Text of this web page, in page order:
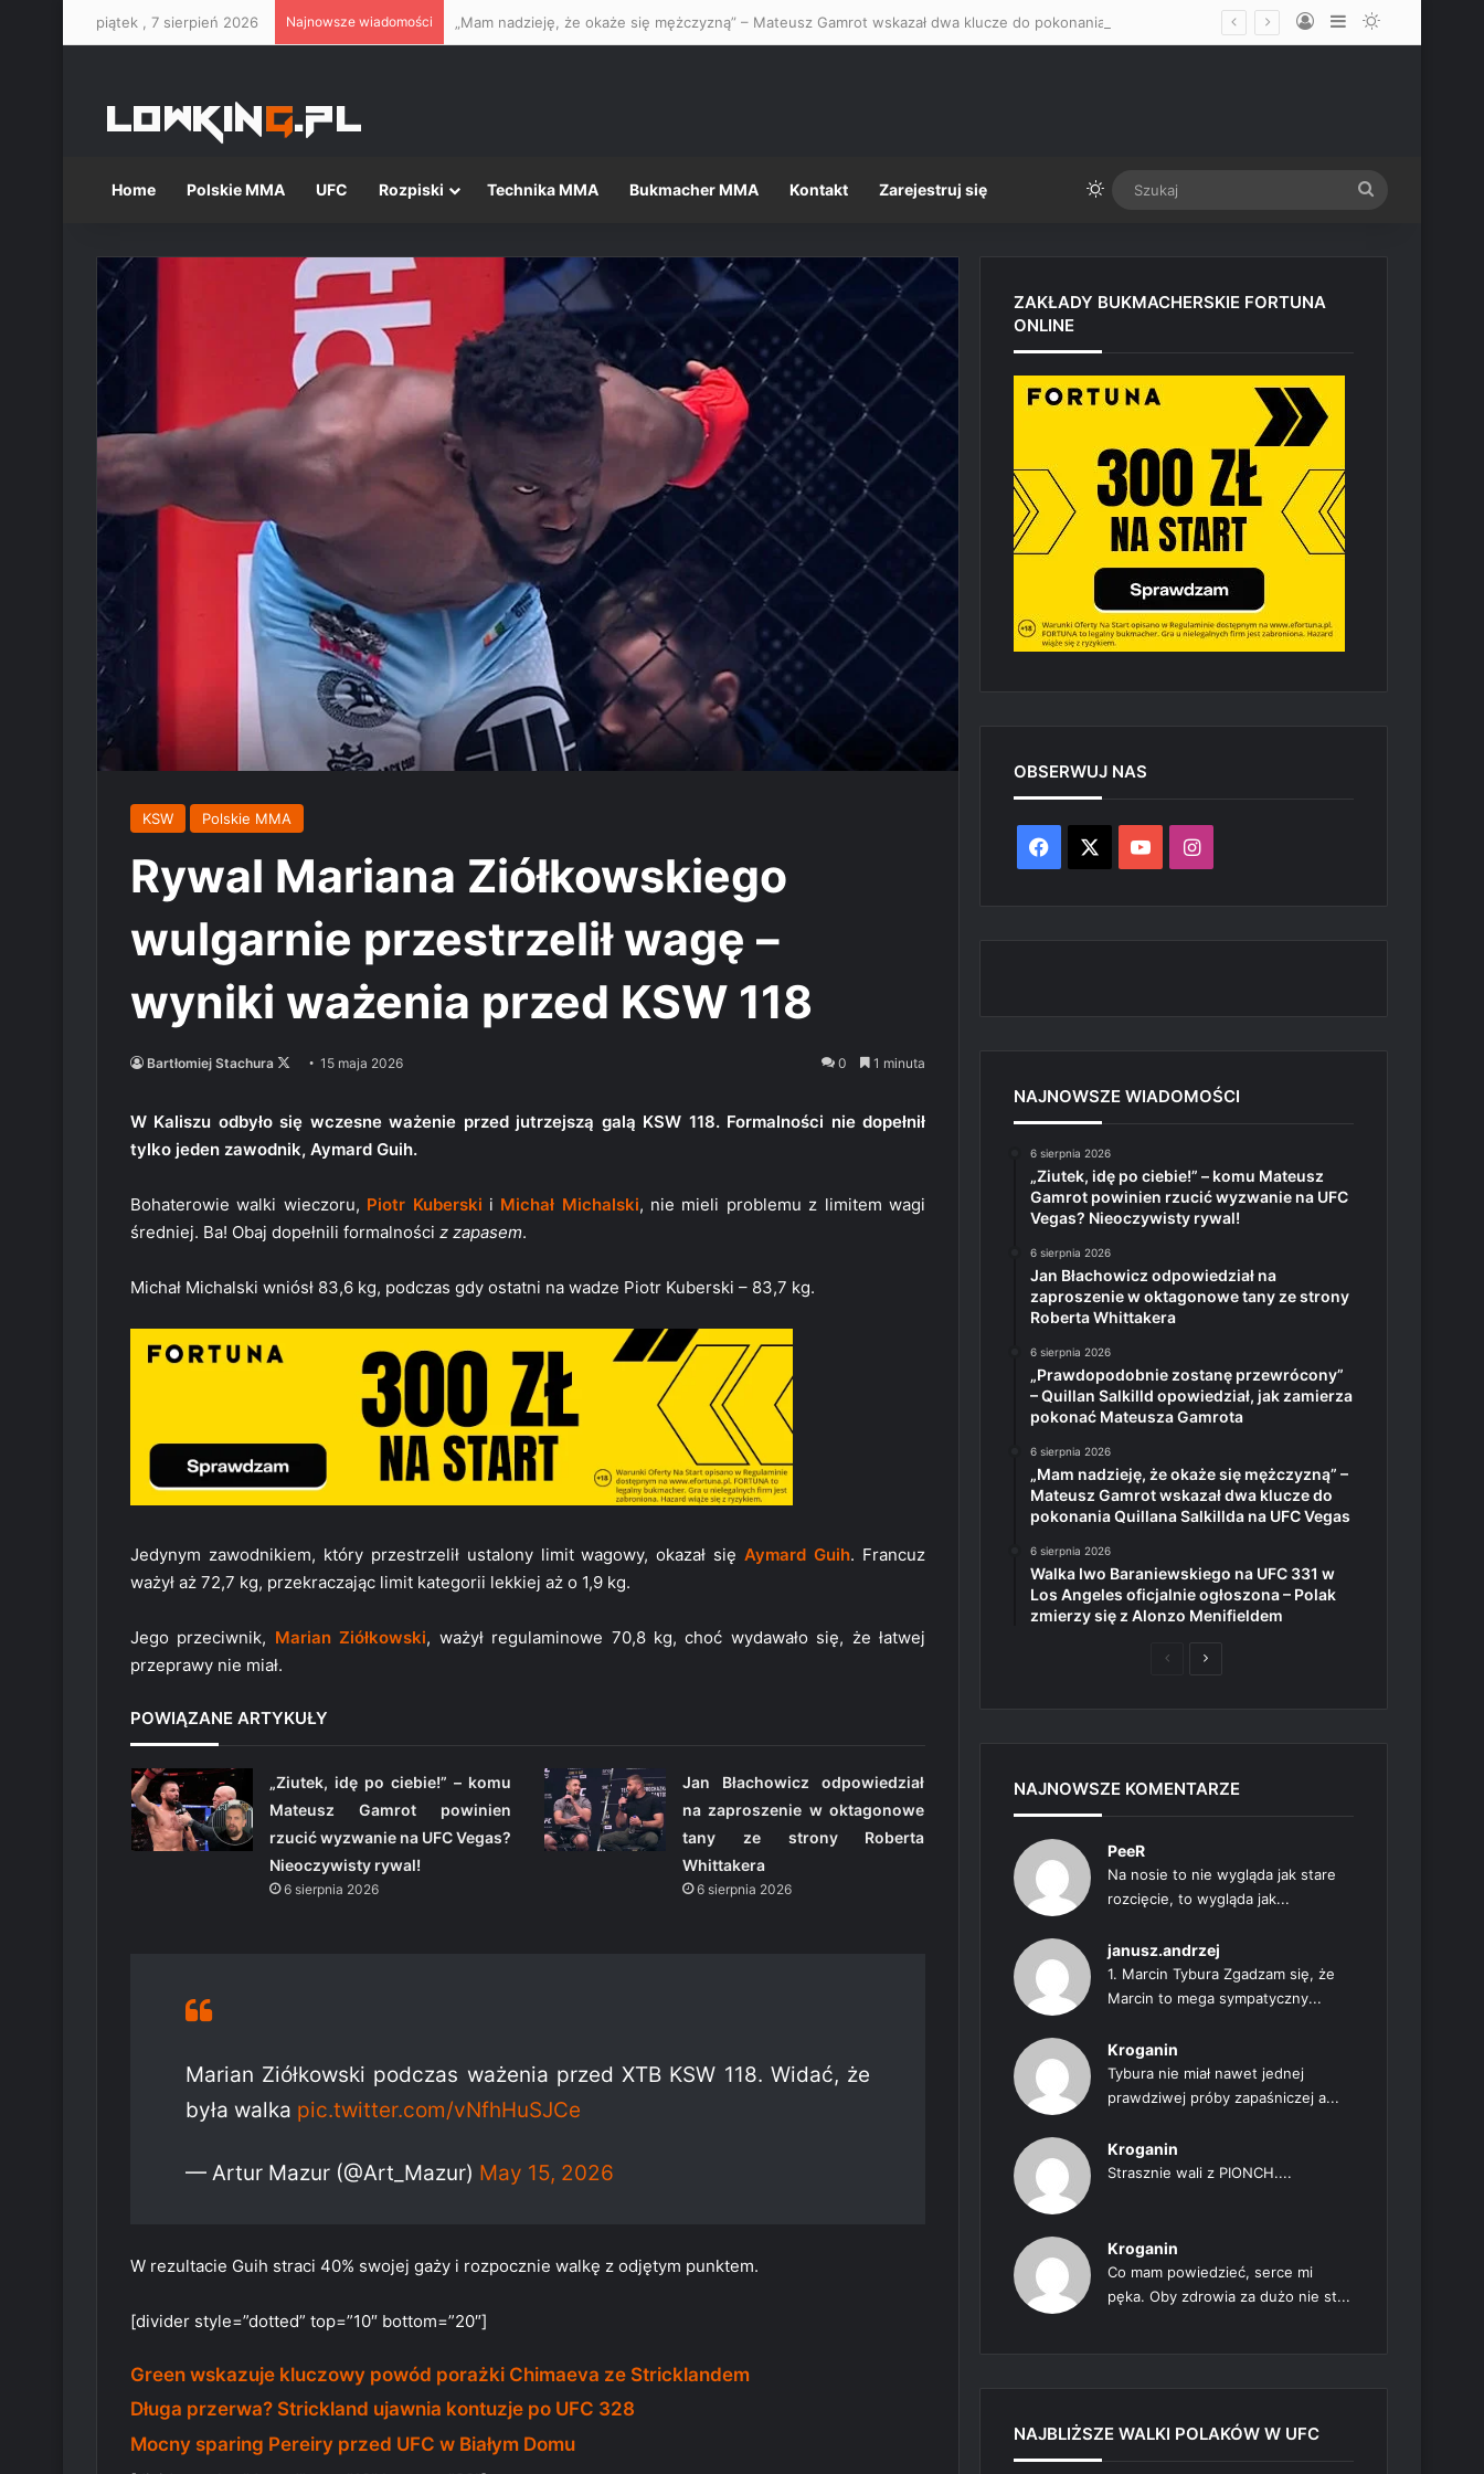
piątek , 7 sierpień 2026 Najnowsze wiadomości Log InSidebarSwitch skin
Home Polskie MMA UFC Rozpiski Technika MMA Bukmacher MMA Kontakt Zarejestruj się Switch skin
KSW Polskie MMA
Rywal Mariana Ziółkowskiego
wulgarnie przestrzelił wagę –
wyniki ważenia przed KSW 118
Bartłomiej Stachura
Follow
X
15 maja 2026 0 1 minuta
W Kaliszu odbyło się wczesne ważenie przed jutrzejszą galą KSW 118. Formalności nie dopełnił
tylko jeden zawodnik, Aymard Guih.
Bohaterowie walki wieczoru, Piotr Kuberski i Michał Michalski, nie mieli problemu z limitem wagi
średniej. Ba! Obaj dopełnili formalności z zapasem.
Michał Michalski wniósł 83,6 kg, podczas gdy ostatni na wadze Piotr Kuberski – 83,7 kg.
Jedynym zawodnikiem, który przestrzelił ustalony limit wagowy, okazał sięAymard Guih. Francuz
ważył aż 72,7 kg, przekraczając limit kategorii lekkiej aż o 1,9 kg.
Jego przeciwnik, Marian Ziółkowski, ważył regulaminowe 70,8 kg, choć wydawało się, że łatwej
przeprawy nie miał.
POWIĄZANE ARTYKUŁY
„Ziutek, idę po ciebie!” – komu
Mateusz Gamrot powinien
rzucić wyzwanie na UFC Vegas?
Nieoczywisty rywal!
6 sierpnia 2026
Jan Błachowicz odpowiedział
na zaproszenie w oktagonowe
tany ze strony Roberta
Whittakera
6 sierpnia 2026
Marian Ziółkowski podczas ważenia przed XTB KSW 118. Widać, że
była walka pic.twitter.com/vNfhHuSJCe
— Artur Mazur (@Art_Mazur) May 15, 2026
W rezultacie Guih straci 40% swojej gaży i rozpocznie walkę z odjętym punktem.
[divider style=”dotted” top=”10″ bottom=”20″]
Green wskazuje kluczowy powód porażki Chimaeva ze Stricklandem
Długa przerwa? Strickland ujawnia kontuzje po UFC 328
Mocny sparing Pereiry przed UFC w Białym Domu
ZAKŁADY BUKMACHERSKIE FORTUNA
ONLINE
OBSERWUJ NAS
Facebook YouTubeInstagram
NAJNOWSZE WIADOMOŚCI
6 sierpnia 2026
„Ziutek, idę po ciebie!” – komu Mateusz
Gamrot powinien rzucić wyzwanie na UFC
Vegas? Nieoczywisty rywal!
6 sierpnia 2026
Jan Błachowicz odpowiedział na
zaproszenie w oktagonowe tany ze strony
Roberta Whittakera
6 sierpnia 2026
„Prawdopodobnie zostanę przewrócony”
– Quillan Salkilld opowiedział, jak zamierza
pokonać Mateusza Gamrota
6 sierpnia 2026
„Mam nadzieję, że okaże się mężczyzną” –
Mateusz Gamrot wskazał dwa klucze do
pokonania Quillana Salkillda na UFC Vegas
6 sierpnia 2026
Walka Iwo Baraniewskiego na UFC 331 w
Los Angeles oficjalnie ogłoszona – Polak
zmierzy się z Alonzo Menifieldem
PoprzedniaNastępna
NAJNOWSZE KOMENTARZE
PeeR
Na nosie to nie wygląda jak stare
rozcięcie, to wygląda jak...
janusz.andrzej
1. Marcin Tybura Zgadzam się, że
Marcin to mega sympatyczny...
Kroganin
Tybura nie miał nawet jednej
prawdziwej próby zapaśniczej a...
Kroganin
Strasznie wali z PIONCH....
Kroganin
Co mam powiedzieć, serce mi
pęka. Oby zdrowia za dużo nie st...
NAJBLIŻSZE WALKI POLAKÓW W UFC